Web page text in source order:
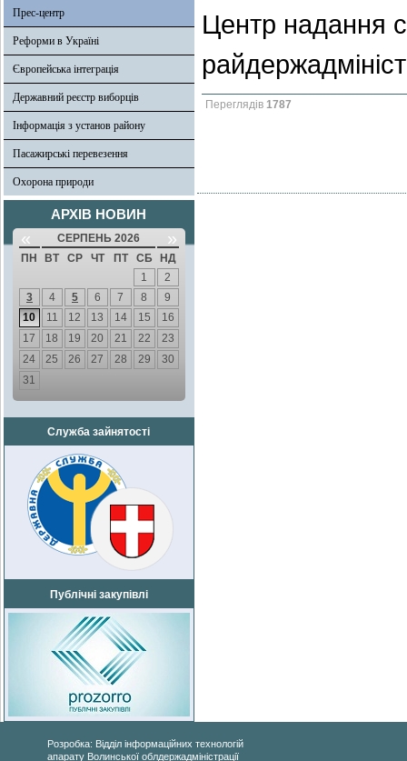
Прес-центр
Реформи в Україні
Європейська інтеграція
Державний реєстр виборців
Інформація з установ району
Пасажирські перевезення
Охорона природи
АРХІВ НОВИН
« СЕРПЕНЬ 2026 »
ПН ВТ СР ЧТ ПТ СБ
НД
1
2
3
4 5 6 7 8
9
10
11 12 13 14 15
16
17
18 19 20 21 22
23
24
25 26 27 28 29
30
31
Служба зайнятості
Публічні закупівлі
Центр надання
Переглядів 1787
Розробка: Відділ інформаційних технологій
апарату Волинської облдержадміністрації